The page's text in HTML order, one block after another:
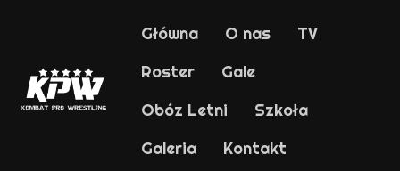
Główna O nas
TV
Roster
Gale
Obóz Letni
Szkoła
Galeria
Kontakt